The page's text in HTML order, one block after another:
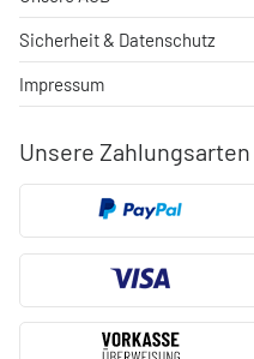
Unsere Zahlungsarten
Sicherheit & Datenschutz
Impressum